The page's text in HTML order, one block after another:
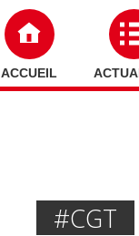
ACCUEIL
#CGT